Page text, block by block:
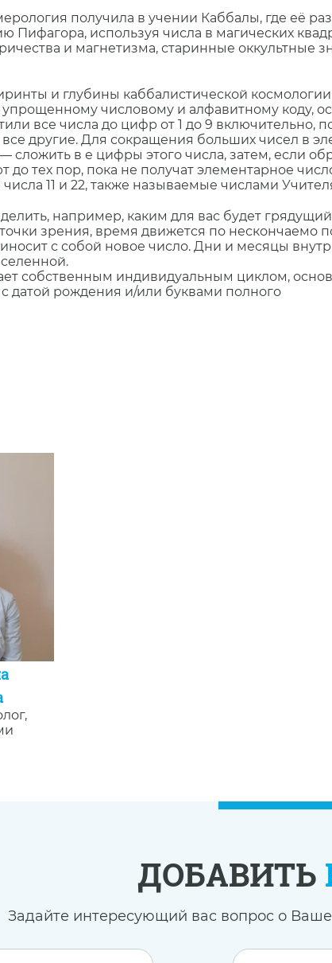
получила в учении Каббалы, где еë
Пифагора, используя числа в магических
и магнетизма, старинные
и глубины каббалистической
упрощенному числовому и алфавитному коду,
все числа до цифр от 1 до 9
другие. Для сокращения больших чисел в
сложить в е цифры этого числа, затем, если
тех пор, пока не получат элементарное
11 и 22, также называемые числами
например, каким для вас будет
зрения, время движется по нескончаемо
с собой новое число. Дни и месяцы
собственным индивидуальным циклом,
датой рождения и/или буквами полного
ДОБАВИТЬ
Задайте интересующий вас вопрос о